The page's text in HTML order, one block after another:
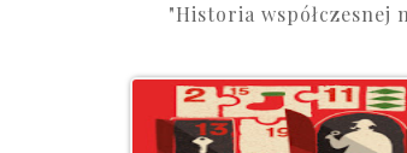
"Historia współczesnej